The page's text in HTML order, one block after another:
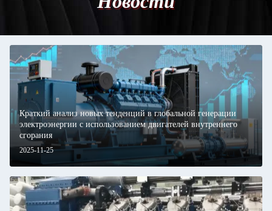
2025-11-25
Краткий анализ новых тенденций в глобальной генерации
электроэнергии с использованием двигателей внутреннего
сгорания